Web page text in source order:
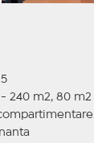
240 m2, 80